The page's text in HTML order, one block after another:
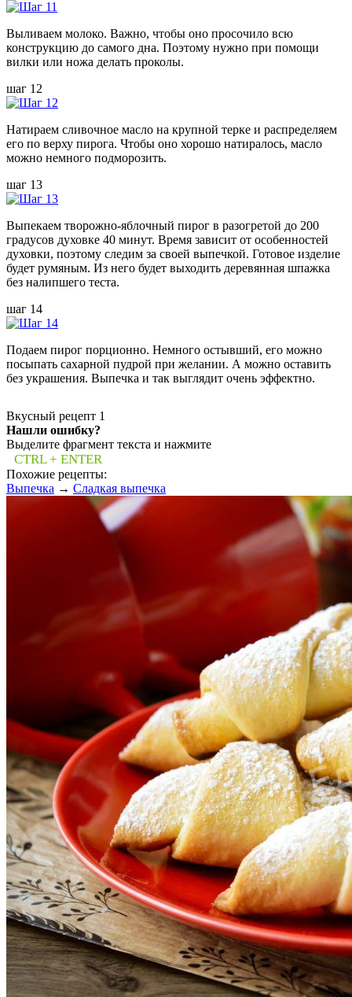
Выливаем молоко. Важно, чтобы оно просочило всю
конструкцию до самого дна. Поэтому нужно при помощи
вилки или ножа делать проколы.
шаг 12
Натираем сливочное масло на крупной терке и распределяем
его по верху пирога. Чтобы оно хорошо натиралось, масло
можно немного подморозить.
шаг 13
Выпекаем творожно-яблочный пирог в разогретой до 200
градусов духовке 40 минут. Время зависит от особенностей
духовки, поэтому следим за своей выпечкой. Готовое изделие
будет румяным. Из него будет выходить деревянная шпажка
без налипшего теста.
шаг 14
Подаем пирог порционно. Немного остывший, его можно
посыпать сахарной пудрой при желании. А можно оставить
без украшения. Выпечка и так выглядит очень эффектно.
Вкусный рецепт 1
Нашли ошибку?
Выделите фрагмент текста и нажмите
CTRL + ENTER
Похожие рецепты:
Выпечка → Сладкая выпечка